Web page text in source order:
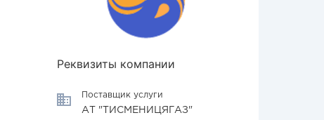
Реквизиты компании
Поставщик услуги
АТ "ТИСМЕНИЦЯГАЗ"